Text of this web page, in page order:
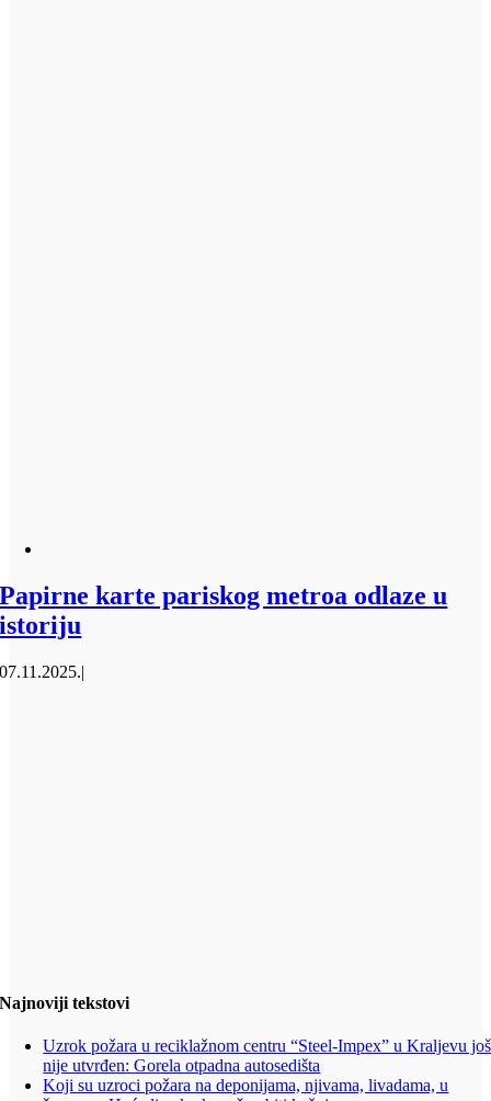
Papirne karte pariskog metroa odlaze u
istoriju
07.11.2025.|
Najnoviji tekstovi
Uzrok požara u reciklažnom centru “Steel-Impex” u Kraljevu još
nije utvrđen: Gorela otpadna autosedišta
Koji su uzroci požara na deponijama, njivama, livadama, u